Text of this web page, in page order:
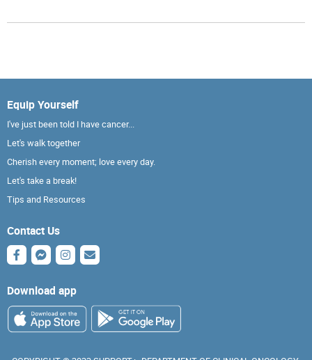
Equip Yourself
I've just been told I have cancer...
Let's walk together
Cherish every moment; love every day.
Let's take a break!
Tips and Resources
Contact Us
Download app